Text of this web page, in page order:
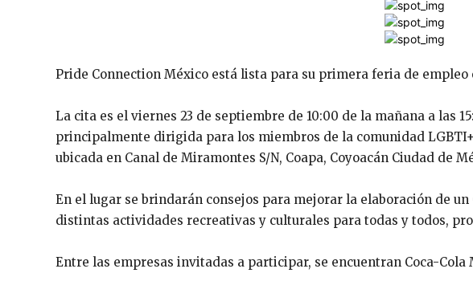
Pride Connection México está lista para su primera feria de empleo
La cita es el viernes 23 de septiembre de 10:00 de la mañana a las
principalmente dirigida para los miembros de la comunidad
ubicada en Canal de Miramontes S/N, Coapa, Coyoacán Ciudad de
En el lugar se brindarán consejos para mejorar la elaboración de
distintas actividades recreativas y culturales para todas y todos,
Entre las empresas invitadas a participar, se encuentran Coca-Cola